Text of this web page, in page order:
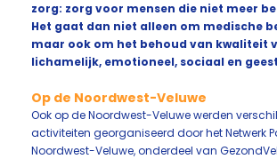
zorg: zorg voor mensen die niet meer
Het gaat dan niet alleen om medische
maar ook om het behoud van kwaliteit
lichamelijk, emotioneel, sociaal en
Op de Noordwest-Veluwe
Ook op de Noordwest-Veluwe werden
activiteiten georganiseerd door het Netwerk
Noordwest-Veluwe, onderdeel van